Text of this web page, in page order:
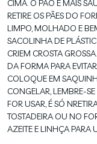
CIMA. O PÃO É MAIS
RETIRE OS PÃES DO
LIMPO, MOLHADO E
SACOLINHA DE
CRIEM CROSTA
DA FORMA PARA
COLOQUE EM
CONGELAR, LEMBRE-
FOR USAR, É SÓ
TOSTADEIRA OU NO
AZEITE E LINHÇA PARA